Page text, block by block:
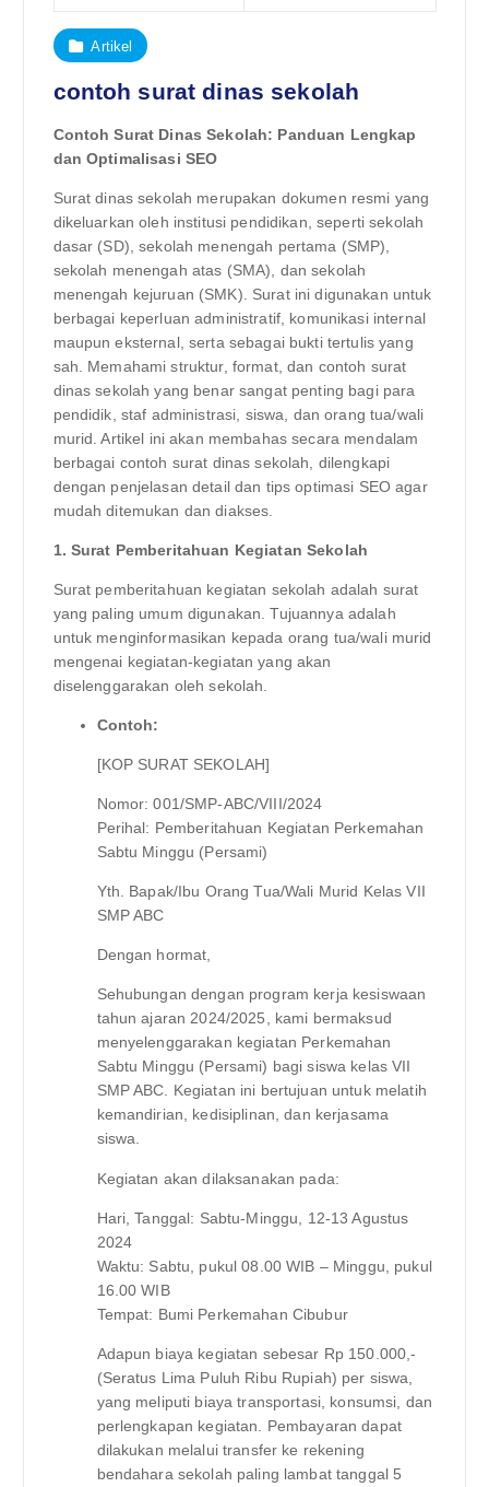
Artikel
contoh surat dinas sekolah
Contoh Surat Dinas Sekolah: Panduan Lengkap
dan Optimalisasi SEO
Surat dinas sekolah merupakan dokumen resmi yang
dikeluarkan oleh institusi pendidikan, seperti sekolah
dasar (SD), sekolah menengah pertama (SMP),
sekolah menengah atas (SMA), dan sekolah
menengah kejuruan (SMK). Surat ini digunakan untuk
berbagai keperluan administratif, komunikasi internal
maupun eksternal, serta sebagai bukti tertulis yang
sah. Memahami struktur, format, dan contoh surat
dinas sekolah yang benar sangat penting bagi para
pendidik, staf administrasi, siswa, dan orang tua/wali
murid. Artikel ini akan membahas secara mendalam
berbagai contoh surat dinas sekolah, dilengkapi
dengan penjelasan detail dan tips optimasi SEO agar
mudah ditemukan dan diakses.
1. Surat Pemberitahuan Kegiatan Sekolah
Surat pemberitahuan kegiatan sekolah adalah surat
yang paling umum digunakan. Tujuannya adalah
untuk menginformasikan kepada orang tua/wali murid
mengenai kegiatan-kegiatan yang akan
diselenggarakan oleh sekolah.
Contoh:
[KOP SURAT SEKOLAH]
Nomor: 001/SMP-ABC/VIII/2024
Perihal: Pemberitahuan Kegiatan Perkemahan
Sabtu Minggu (Persami)
Yth. Bapak/Ibu Orang Tua/Wali Murid Kelas VII
SMP ABC
Dengan hormat,
Sehubungan dengan program kerja kesiswaan
tahun ajaran 2024/2025, kami bermaksud
menyelenggarakan kegiatan Perkemahan
Sabtu Minggu (Persami) bagi siswa kelas VII
SMP ABC. Kegiatan ini bertujuan untuk melatih
kemandirian, kedisiplinan, dan kerjasama
siswa.
Kegiatan akan dilaksanakan pada:
Hari, Tanggal: Sabtu-Minggu, 12-13 Agustus
2024
Waktu: Sabtu, pukul 08.00 WIB – Minggu, pukul
16.00 WIB
Tempat: Bumi Perkemahan Cibubur
Adapun biaya kegiatan sebesar Rp 150.000,-
(Seratus Lima Puluh Ribu Rupiah) per siswa,
yang meliputi biaya transportasi, konsumsi, dan
perlengkapan kegiatan. Pembayaran dapat
dilakukan melalui transfer ke rekening
bendahara sekolah paling lambat tanggal 5